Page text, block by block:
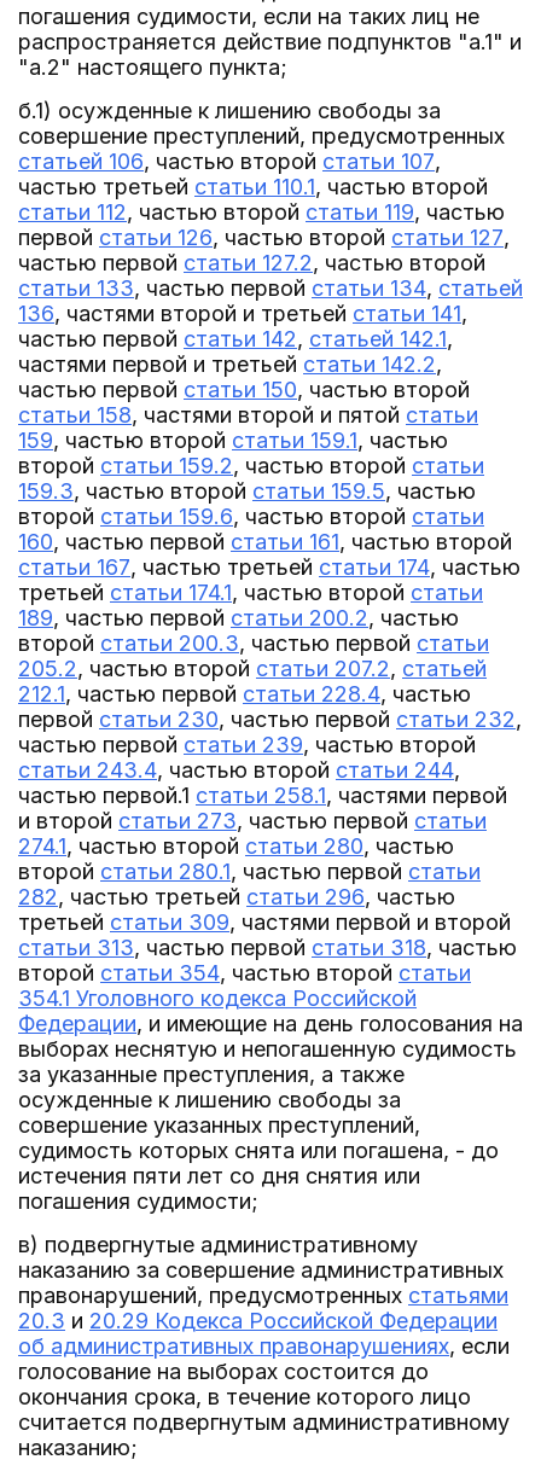
погашения судимости, если на таких лиц не
распространяется действие подпунктов "а.1" и
"а.2" настоящего пункта;
б.1) осужденные к лишению свободы за
совершение преступлений, предусмотренных
статьей 106, частью второй статьи 107,
частью третьей статьи 110.1, частью второй
статьи 112, частью второй статьи 119, частью
первой статьи 126, частью второй статьи 127,
частью первой статьи 127.2, частью второй
статьи 133, частью первой статьи 134, статьей
136, частями второй и третьей статьи 141,
частью первой статьи 142, статьей 142.1,
частями первой и третьей статьи 142.2,
частью первой статьи 150, частью второй
статьи 158, частями второй и пятой статьи
159, частью второй статьи 159.1, частью
второй статьи 159.2, частью второй статьи
159.3, частью второй статьи 159.5, частью
второй статьи 159.6, частью второй статьи
160, частью первой статьи 161, частью второй
статьи 167, частью третьей статьи 174, частью
третьей статьи 174.1, частью второй статьи
189, частью первой статьи 200.2, частью
второй статьи 200.3, частью первой статьи
205.2, частью второй статьи 207.2, статьей
212.1, частью первой статьи 228.4, частью
первой статьи 230, частью первой статьи 232,
частью первой статьи 239, частью второй
статьи 243.4, частью второй статьи 244,
частью первой.1 статьи 258.1, частями первой
и второй статьи 273, частью первой статьи
274.1, частью второй статьи 280, частью
второй статьи 280.1, частью первой статьи
282, частью третьей статьи 296, частью
третьей статьи 309, частями первой и второй
статьи 313, частью первой статьи 318, частью
второй статьи 354, частью второй статьи
354.1 Уголовного кодекса Российской
Федерации, и имеющие на день голосования на
выборах неснятую и непогашенную судимость
за указанные преступления, а также
осужденные к лишению свободы за
совершение указанных преступлений,
судимость которых снята или погашена, - до
истечения пяти лет со дня снятия или
погашения судимости;
в) подвергнутые административному
наказанию за совершение административных
правонарушений, предусмотренных статьями
20.3 и 20.29 Кодекса Российской Федерации
об административных правонарушениях, если
голосование на выборах состоится до
окончания срока, в течение которого лицо
считается подвергнутым административному
наказанию;